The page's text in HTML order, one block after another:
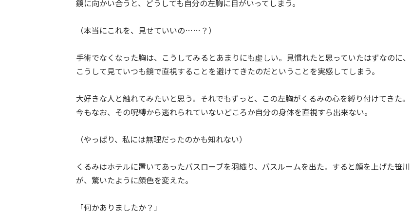
鏡に向かい合うと、どうしても自分の左胸に目がいってしまう。
（本当にこれを、見せていいの……？）
手術でなくなった胸は、こうしてみるとあまりにも虚しい。見慣れたと思っていたはずなのに、
こうして見ていつも鏡で直視することを避けてきたのだということを実感してしまう。
大好きな人と触れてみたいと思う。それでもずっと、この左胸がくるみの心を縛り付けてきた。
今もなお、その呪縛から逃れられていないどころか自分の身体を直視すら出来ない。
（やっぱり、私には無理だったのかも知れない）
くるみはホテルに置いてあったバスローブを羽織り、バスルームを出た。すると顔を上げた笹川
が、驚いたように顔色を変えた。
「何かありましたか？」